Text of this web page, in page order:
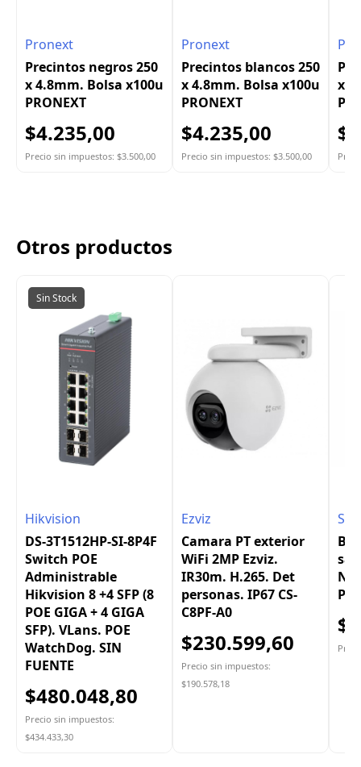
Pronext
Precintos negros 250
x 4.8mm. Bolsa x100u
PRONEXT
$4.235,00
Precio sin impuestos: $3.500,00
Pronext
Precintos blancos 250
x 4.8mm. Bolsa x100u
PRONEXT
$4.235,00
Precio sin impuestos: $3.500,00
x
Otros productos
Sin Stock
Hikvision
DS-3T1512HP-SI-8P4F
Switch POE
Administrable
Hikvision 8 +4 SFP (8
POE GIGA + 4 GIGA
SFP). VLans. POE
WatchDog. SIN
FUENTE
$480.048,80
Precio sin impuestos:
$434.433,30
Ezviz
Camara PT exterior
WiFi 2MP Ezviz.
IR30m. H.265. Det
personas. IP67 CS-
C8PF-A0
$230.599,60
Precio sin impuestos:
$190.578,18